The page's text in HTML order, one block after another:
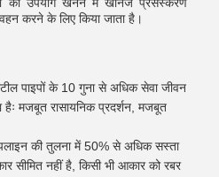
करने के लिए किया जाता है।
पाइपों के 10 गुना से अधिक सेवा जीवन
मजबूत रासायनिक प्रदर्शन, मजबूत
की तुलना में 50% से अधिक सस्ता
सीमित नहीं है, किसी भी आकार को रबर